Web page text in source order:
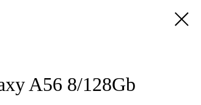
A56 8/128Gb